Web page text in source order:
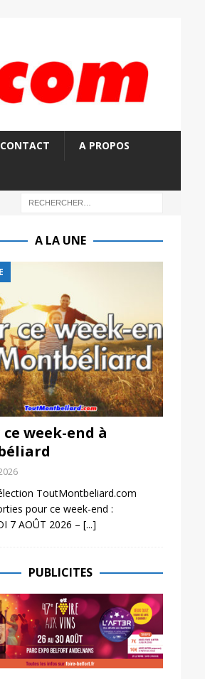
CONTACT A PROPOS
A LA UNE
week-end à
ToutMontbeliard.com
pour ce week-end :
7 AOÛT 2026 – [...]
PUBLICITES